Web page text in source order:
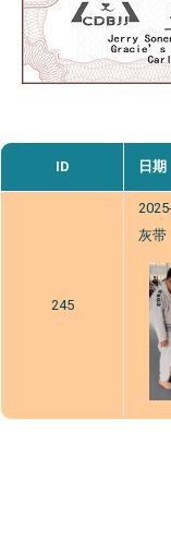
ID 日期
245
灰带